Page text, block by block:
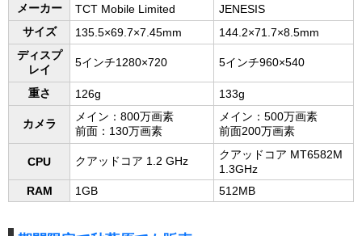
メーカー
TCT Mobile Limited
JENESIS
サイズ
135.5×69.7×7.45mm
144.2×71.7×8.5mm
ディスプ
レイ
5インチ1280×720 5インチ960×540
重さ 126g 133g
カメラ
メイン：800万画素
前面：130万画素
メイン：500万画素
前面200万画素
CPU クアッドコア 1.2 GHz
クアッドコア MT6582M
1.3GHz
RAM
1GB 512MB